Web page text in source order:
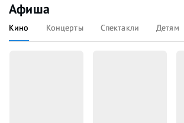
Афиша
Кино Концерты Спектакли Детям